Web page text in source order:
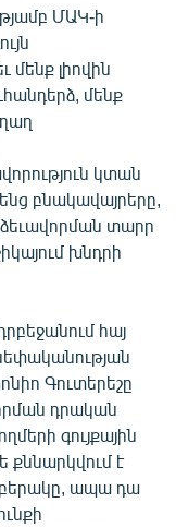
ՄԱԿ-ի
լիովին
մենք
կտան
բնակավայրերը,
տարր
խնդրի
հայ
Գուտերեշը
դրական
գույքային
քննարկվում է
ապա դա